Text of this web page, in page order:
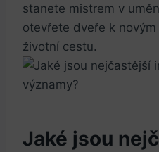
stanete mistrem v
otevřete dveře k
životní cestu.
Jaké jsou